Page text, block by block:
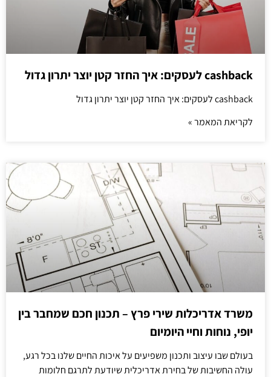
cashback לעסקים: איך החזר קטן יוצר יתרון גדול
cashback לעסקים: איך החזר קטן יוצר יתרון גדול
לקריאת המאמר »
משרד אדריכלות שירי פרץ – תכנון חכם שמחבר בין
יופי, נוחות וחיי היומיום
בעולם שבו עיצוב ותכנון משפיעים על איכות החיים שלנו בכל רגע,
עולה החשיבות של בחירת אדריכלית שיודעת לתרגם חלומות